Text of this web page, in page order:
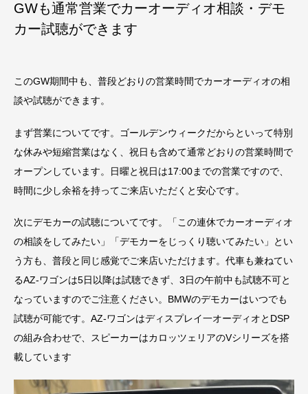
GWも通常営業でカーオーディオ相談・デモ
カー試聴ができます
このGW期間中も、普段どおりの営業時間でカーオーディオの相
談や試聴ができます。
まず営業についてです。ゴールデンウィークだからといって特別
な休みや短縮営業はなく、祝日も含めて通常どおりの営業時間で
オープンしています。日曜と祝日は17:00までの営業ですので、
時間に少し余裕を持ってご来店いただくと安心です。
次にデモカーの試聴についてです。「この連休でカーオーディオ
の相談をしてみたい」「デモカーをじっくり聴いてみたい」とい
う方も、普段と同じ感覚でご来店いただけます。代車も兼ねてい
るAZ-ワゴンは5日以降は試聴できず、3日の午前中も試聴不可と
なっていますのでご注意ください。BMWのデモカーはいつでも
試聴が可能です。AZ-ワゴンはディスプレイ一オーディオとDSP
の組み合わせで、スピーカーはカロッツェリアのVシリーズを搭
載しています